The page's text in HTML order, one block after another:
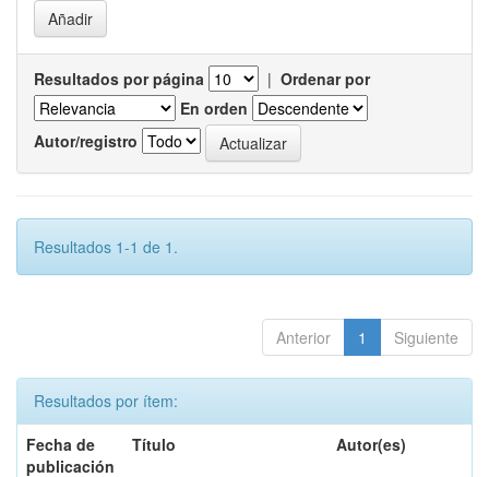
Resultados por página | Ordenar por
En orden
Autor/registro
Resultados 1-1 de 1.
Anterior 1 Siguiente
Resultados por ítem:
Fecha de
publicación
Título Autor(es)